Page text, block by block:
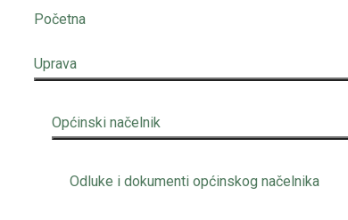
Početna
Uprava
Općinski načelnik
Odluke i dokumenti općinskog načelnika